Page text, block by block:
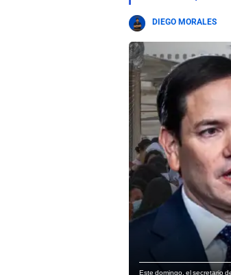
DIEGO MORALES
Este domingo, el secretario